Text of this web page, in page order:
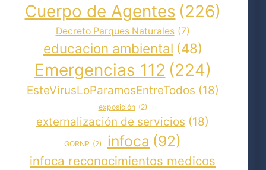
Cuerpo de Agentes (226)
Decreto Parques Naturales (7)
educacion ambiental (48)
Emergencias 112 (224)
EsteVirusLoParamosEntreTodos (18)
exposición (2)
externalización de servicios (18)
GORNP (2) infoca (92)
infoca reconocimientos medicos